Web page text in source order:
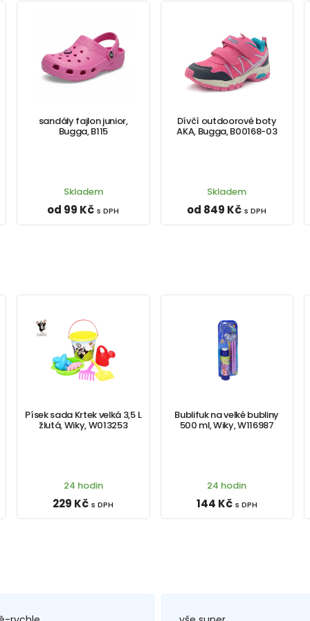
sandály fajlon junior,
Bugga, B115
Skladem
od 99 Kč s DPH
Dívčí outdoorové boty
AKA, Bugga, B00168-03
Skladem
od 849 Kč s DPH
Písek sada Krtek velká 3,5 L
žlutá, Wiky, W013253
24 hodin
229 Kč s DPH
Bublifuk na velké bubliny
500 ml, Wiky, W116987
24 hodin
144 Kč s DPH